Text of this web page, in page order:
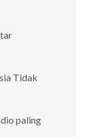
Tidak
paling